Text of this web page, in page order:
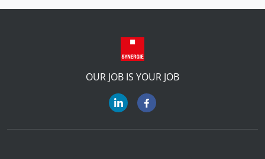
OUR JOB IS YOUR JOB